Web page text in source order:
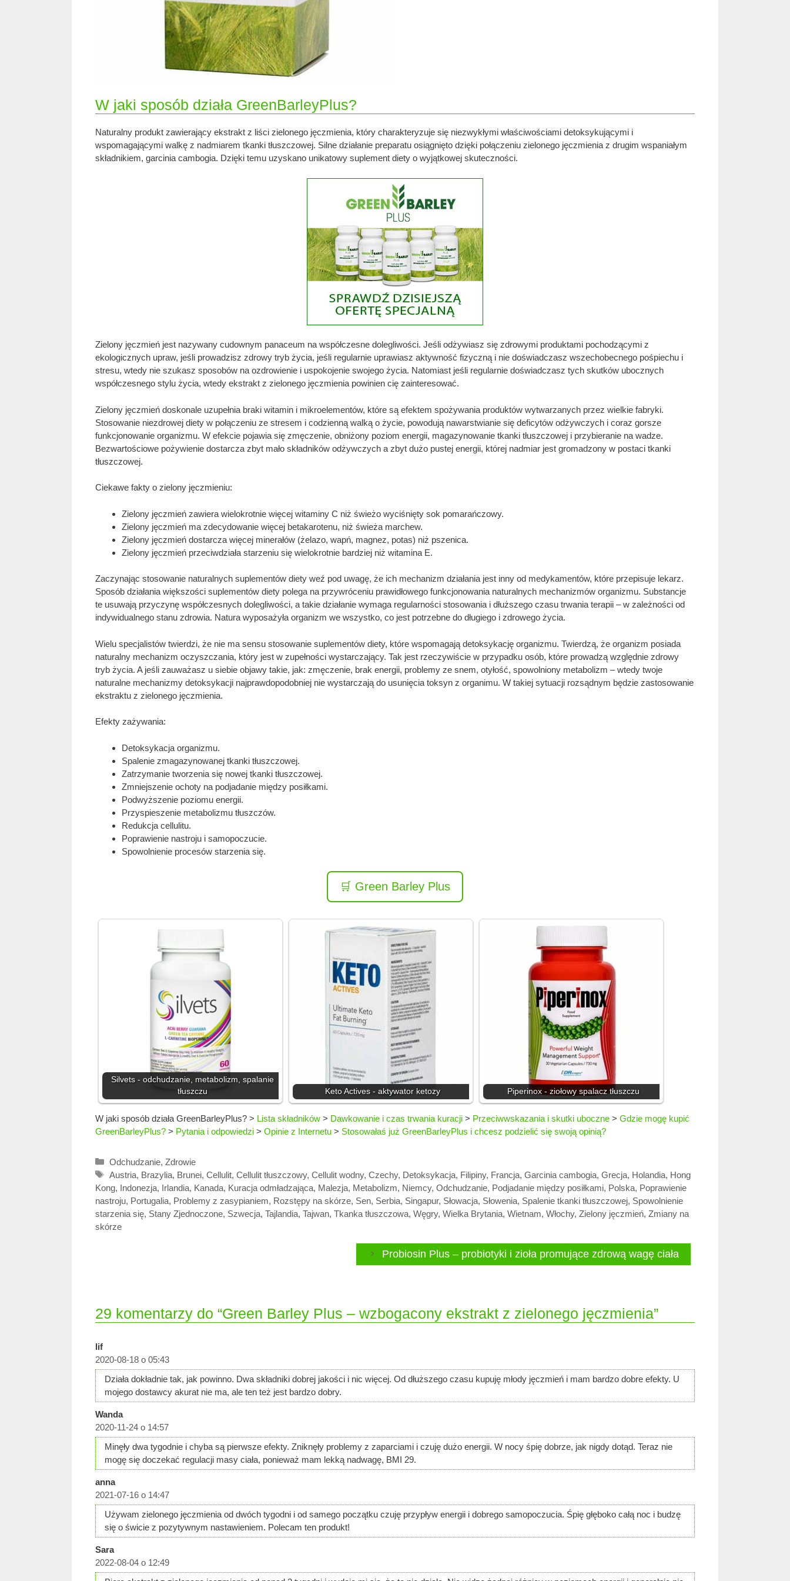
W jaki sposób działa GreenBarleyPlus?
Naturalny produkt zawierający ekstrakt z liści zielonego jęczmienia, który charakteryzuje się niezwykłymi właściwościami detoksykującymi i
wspomagającymi walkę z nadmiarem tkanki tłuszczowej. Silne działanie preparatu osiągnięto dzięki połączeniu zielonego jęczmienia z drugim wspaniałym
składnikiem, garcinia cambogia. Dzięki temu uzyskano unikatowy suplement diety o wyjątkowej skuteczności.
Zielony jęczmień jest nazywany cudownym panaceum na współczesne dolegliwości. Jeśli odżywiasz się zdrowymi produktami pochodzącymi z
ekologicznych upraw, jeśli prowadzisz zdrowy tryb życia, jeśli regularnie uprawiasz aktywność fizyczną i nie doświadczasz wszechobecnego pośpiechu i
stresu, wtedy nie szukasz sposobów na ozdrowienie i uspokojenie swojego życia. Natomiast jeśli regularnie doświadczasz tych skutków ubocznych
współczesnego stylu życia, wtedy ekstrakt z zielonego jęczmienia powinien cię zainteresować.
Zielony jęczmień doskonale uzupełnia braki witamin i mikroelementów, które są efektem spożywania produktów wytwarzanych przez wielkie fabryki.
Stosowanie niezdrowej diety w połączeniu ze stresem i codzienną walką o życie, powodują nawarstwianie się deficytów odżywczych i coraz gorsze
funkcjonowanie organizmu. W efekcie pojawia się zmęczenie, obniżony poziom energii, magazynowanie tkanki tłuszczowej i przybieranie na wadze.
Bezwartościowe pożywienie dostarcza zbyt mało składników odżywczych a zbyt dużo pustej energii, której nadmiar jest gromadzony w postaci tkanki
tłuszczowej.
Ciekawe fakty o zielony jęczmieniu:
Zielony jęczmień zawiera wielokrotnie więcej witaminy C niż świeżo wyciśnięty sok pomarańczowy.
Zielony jęczmień ma zdecydowanie więcej betakarotenu, niż świeża marchew.
Zielony jęczmień dostarcza więcej minerałów (żelazo, wapń, magnez, potas) niż pszenica.
Zielony jęczmień przeciwdziała starzeniu się wielokrotnie bardziej niż witamina E.
Zaczynając stosowanie naturalnych suplementów diety weź pod uwagę, że ich mechanizm działania jest inny od medykamentów, które przepisuje lekarz.
Sposób działania większości suplementów diety polega na przywróceniu prawidłowego funkcjonowania naturalnych mechanizmów organizmu. Substancje
te usuwają przyczynę współczesnych dolegliwości, a takie działanie wymaga regularności stosowania i dłuższego czasu trwania terapii – w zależności od
indywidualnego stanu zdrowia. Natura wyposażyła organizm we wszystko, co jest potrzebne do długiego i zdrowego życia.
Wielu specjalistów twierdzi, że nie ma sensu stosowanie suplementów diety, które wspomagają detoksykację organizmu. Twierdzą, że organizm posiada
naturalny mechanizm oczyszczania, który jest w zupełności wystarczający. Tak jest rzeczywiście w przypadku osób, które prowadzą względnie zdrowy
tryb życia. A jeśli zauważasz u siebie objawy takie, jak: zmęczenie, brak energii, problemy ze snem, otyłość, spowolniony metabolizm – wtedy twoje
naturalne mechanizmy detoksykacji najprawdopodobniej nie wystarczają do usunięcia toksyn z organimu. W takiej sytuacji rozsądnym będzie zastosowanie
ekstraktu z zielonego jęczmienia.
Efekty zażywania:
Detoksykacja organizmu.
Spalenie zmagazynowanej tkanki tłuszczowej.
Zatrzymanie tworzenia się nowej tkanki tłuszczowej.
Zmniejszenie ochoty na podjadanie między posiłkami.
Podwyższenie poziomu energii.
Przyspieszenie metabolizmu tłuszczów.
Redukcja cellulitu.
Poprawienie nastroju i samopoczucie.
Spowolnienie procesów starzenia się.
🛒 Green Barley Plus
Silvets - odchudzanie, metabolizm, spalanie
tłuszczu
Keto Actives - aktywator ketozy Piperinox - ziołowy spalacz tłuszczu
W jaki sposób działa GreenBarleyPlus? > Lista składników > Dawkowanie i czas trwania kuracji > Przeciwwskazania i skutki uboczne > Gdzie mogę kupić
GreenBarleyPlus? > Pytania i odpowiedzi > Opinie z Internetu > Stosowałaś już GreenBarleyPlus i chcesz podzielić się swoją opinią?
Kategorie
Odchudzanie, Zdrowie
Tagi
Austria, Brazylia, Brunei, Cellulit, Cellulit tłuszczowy, Cellulit wodny, Czechy, Detoksykacja, Filipiny, Francja, Garcinia cambogia, Grecja, Holandia, Hong
Kong, Indonezja, Irlandia, Kanada, Kuracja odmładzająca, Malezja, Metabolizm, Niemcy, Odchudzanie, Podjadanie między posiłkami, Polska, Poprawienie
nastroju, Portugalia, Problemy z zasypianiem, Rozstępy na skórze, Sen, Serbia, Singapur, Słowacja, Słowenia, Spalenie tkanki tłuszczowej, Spowolnienie
starzenia się, Stany Zjednoczone, Szwecja, Tajlandia, Tajwan, Tkanka tłuszczowa, Węgry, Wielka Brytania, Wietnam, Włochy, Zielony jęczmień, Zmiany na
skórze
Probiosin Plus – probiotyki i zioła promujące zdrową wagę ciała
29 komentarzy do “Green Barley Plus – wzbogacony ekstrakt z zielonego jęczmienia”
lif
2020-08-18 o 05:43
Działa dokładnie tak, jak powinno. Dwa składniki dobrej jakości i nic więcej. Od dłuższego czasu kupuję młody jęczmień i mam bardzo dobre efekty. U
mojego dostawcy akurat nie ma, ale ten też jest bardzo dobry.
Wanda
2020-11-24 o 14:57
Minęły dwa tygodnie i chyba są pierwsze efekty. Zniknęły problemy z zaparciami i czuję dużo energii. W nocy śpię dobrze, jak nigdy dotąd. Teraz nie
mogę się doczekać regulacji masy ciała, ponieważ mam lekką nadwagę, BMI 29.
anna
2021-07-16 o 14:47
Używam zielonego jęczmienia od dwóch tygodni i od samego początku czuję przypływ energii i dobrego samopoczucia. Śpię głęboko całą noc i budzę
się o świcie z pozytywnym nastawieniem. Polecam ten produkt!
Sara
2022-08-04 o 12:49